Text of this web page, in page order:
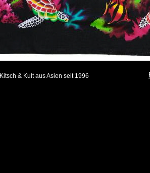
Kitsch & Kult aus Asien seit 1996